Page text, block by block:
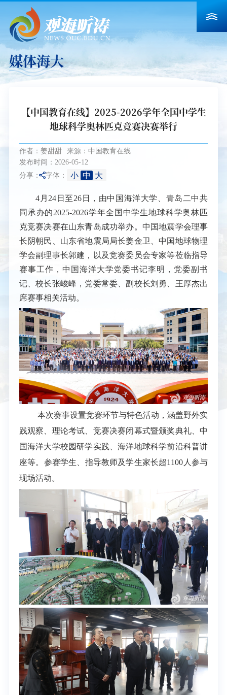
媒体海大
【中国教育在线】2025-2026学年全国中学生
地球科学奥林匹克竞赛决赛举行
作者：姜甜甜
来源：中国教育在线
发布时间：2026-05-12
分享： 字体： 小 中 大
4月24日至26日，由中国海洋大学、青岛二中共
同承办的2025-2026学年全国中学生地球科学奥林匹
克竞赛决赛在山东青岛成功举办。中国地震学会理事
长阴朝民、山东省地震局局长姜金卫、中国地球物理
学会副理事长郭建，以及竞赛委员会专家等莅临指导
赛事工作，中国海洋大学党委书记李明，党委副书
记、校长张峻峰，党委常委、副校长刘勇、王厚杰出
席赛事相关活动。
本次赛事设置竞赛环节与特色活动，涵盖野外实
践观察、理论考试、竞赛决赛闭幕式暨颁奖典礼、中
国海洋大学校园研学实践、海洋地球科学前沿科普讲
座等。参赛学生、指导教师及学生家长超1100人参与
现场活动。